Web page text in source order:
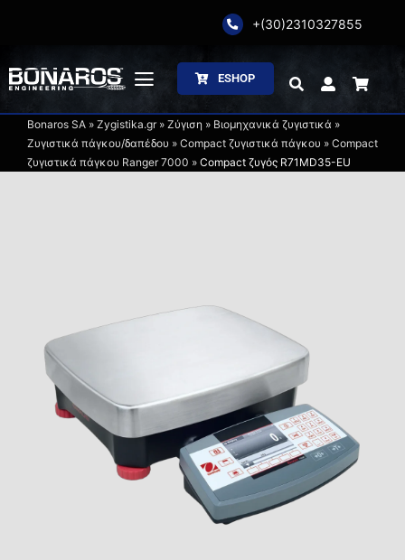
content
+(30)2310327855
Toggle
Navigation
Αρχική
Επεξεργασία
Κατάλογοι
Επικοινωνία
ESHOP
Bonaros SA» Zygistika.gr» Ζύγιση » Βιομηχανικά ζυγιστικά »
Ζυγιστικά πάγκου/δαπέδου » Compact ζυγιστικά πάγκου » Compact
ζυγιστικά πάγκου Ranger 7000 » Compact ζυγός R71MD35-EU